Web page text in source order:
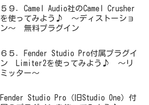
５９．Camel Audio社のCamel Crusher
を使ってみよう♪ ～ディストーショ
ン～ 無料プラグイン
６５．Fender Studio Pro付属プラグイ
ン Limiter2を使ってみよう♪ ～リ
ミッター～
Fender Studio Pro（旧Studio One）付